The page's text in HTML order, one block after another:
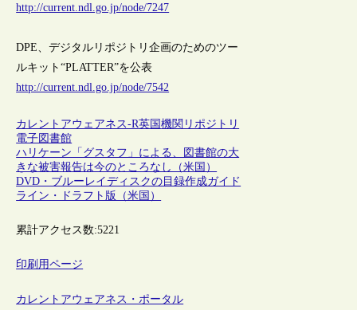
http://current.ndl.go.jp/node/7247
DPE、デジタルリポジトリ企画のためのツー
ルキット“PLATTER”を公表
http://current.ndl.go.jp/node/7542
カレントアウェアネス-R英国機関リポジトリ
電子図書館
ハリケーン「グスタフ」による、図書館の大
きな被害報告は今のところなし（米国）
DVD・ブルーレイディスクの目録作成ガイド
ライン・ドラフト版（米国）
累計アクセス数:5221
印刷用ページ
カレントアウェアネス・ポータル